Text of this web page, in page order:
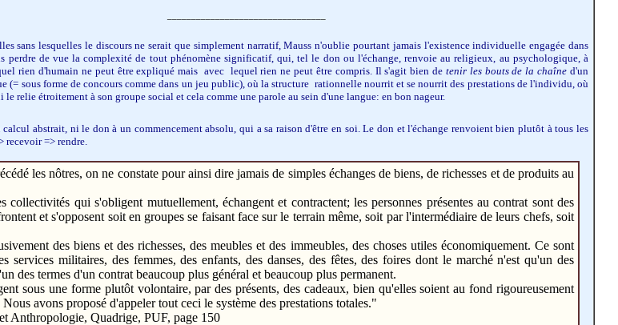
sans lesquelles le discours ne serait que simplement narratif, Mauss n'oublie pourtant jamais l'existence individuelle engagée dans
perdre de vue la complexité de tout phénomène significatif, qui, tel le don ou l'échange, renvoie au religieux, au psychologique, à
rien d'humain ne peut être expliqué mais avec lequel rien ne peut être compris. Il s'agit bien de tenir les bouts de la chaîne d'un
(= sous forme de concours comme dans un jeu public), où la structure rationnelle nourrit et se nourrit des prestations de l'individu, où
relie étroitement à son groupe social et cela comme une parole au sein d'une langue: en bon nageur.
abstrait, ni le don à un commencement absolu, qui a sa raison d'être en soi. Le don et l'échange renvoient bien plutôt à tous les
recevoir => rendre.
les nôtres, on ne constate pour ainsi dire jamais de simples échanges de biens, de richesses et de produits au
qui s'obligent mutuellement, échangent et contractent; les personnes présentes au contrat sont des
et s'opposent soit en groupes se faisant face sur le terrain même, soit par l'intermédiaire de leurs chefs, soit
des biens et des richesses, des meubles et des immeubles, des choses utiles économiquement. Ce sont
services militaires, des femmes, des enfants, des danses, des fêtes, des foires dont le marché n'est qu'un des
des termes d'un contrat beaucoup plus général et beaucoup plus permanent.
sous une forme plutôt volontaire, par des présents, des cadeaux, bien qu'elles soient au fond rigoureusement
avons proposé d'appeler tout ceci le système des prestations totales."
Anthropologie, Quadrige, PUF, page 150